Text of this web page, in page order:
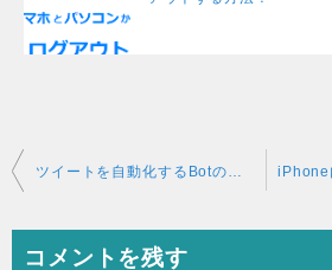
投
稿
ナ
ビ
ツイートを自動化するBotの設定方法！
コメントを残す